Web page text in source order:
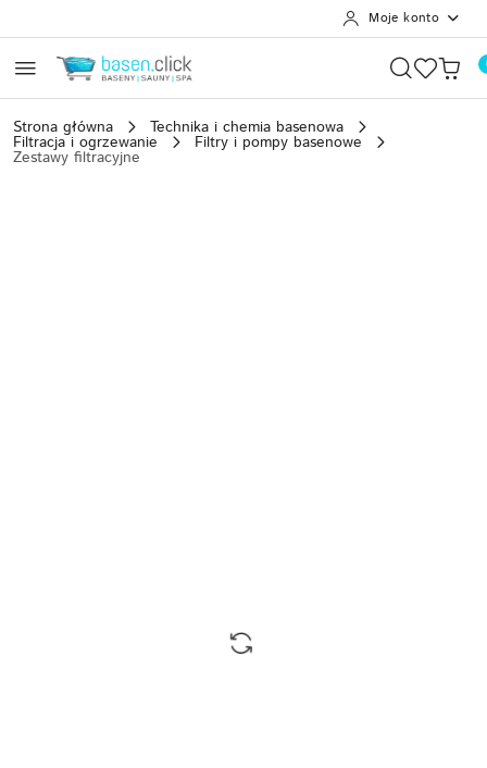
Moje konto
Strona główna Technika i chemia basenowa
Filtracja i ogrzewanie Filtry i pompy basenowe
Zestawy filtracyjne